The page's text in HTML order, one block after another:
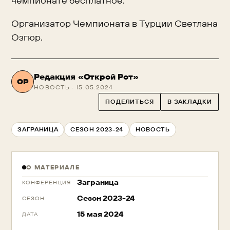
Организатор Чемпионата в Турции Светлана
Озгюр.
ОР Редакция «Открой Рот»
НОВОСТЬ · 15.05.2024
ПОДЕЛИТЬСЯ
В ЗАКЛАДКИ
ЗАГРАНИЦА СЕЗОН 2023-24 НОВОСТЬ
О МАТЕРИАЛЕ
КОНФЕРЕНЦИЯ Заграница
СЕЗОН Сезон 2023-24
ДАТА 15 мая 2024